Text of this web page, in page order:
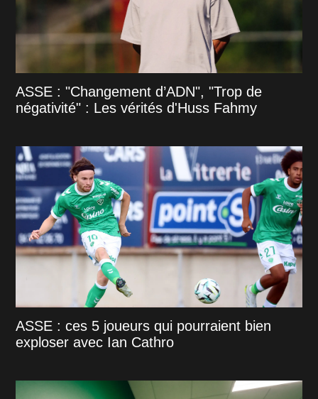
ASSE : "Changement d’ADN", "Trop de
négativité" : Les vérités d'Huss Fahmy
ASSE : ces 5 joueurs qui pourraient bien
exploser avec Ian Cathro